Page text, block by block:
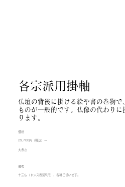
各宗派用掛軸
仏壇の背後に掛ける絵や書の巻物で
ものが一般的です。仏像の代わり
ります。
​価格
29,700円（税込）～
大きさ
備考
十三仏（ドンス表装5尺）、各種ございます。